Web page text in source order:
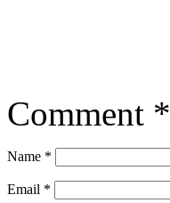
Comment *
Name *
Email *